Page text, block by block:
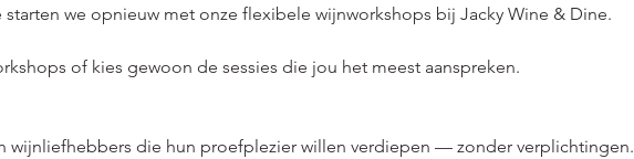
we opnieuw met onze flexibele wijnworkshops bij Jacky Wine & Dine.
of kies gewoon de sessies die jou het meest aanspreken.
wijnliefhebbers die hun proefplezier willen verdiepen — zonder verplichtingen.